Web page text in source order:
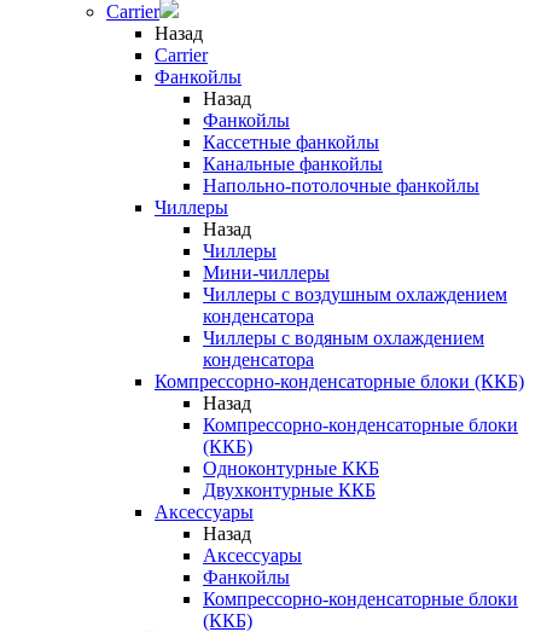
Carrier
Назад
Carrier
Фанкойлы
Назад
Фанкойлы
Кассетные фанкойлы
Канальные фанкойлы
Напольно-потолочные фанкойлы
Чиллеры
Назад
Чиллеры
Мини-чиллеры
Чиллеры с воздушным охлаждением
конденсатора
Чиллеры с водяным охлаждением
конденсатора
Компрессорно-конденсаторные блоки (ККБ)
Назад
Компрессорно-конденсаторные блоки
(ККБ)
Одноконтурные ККБ
Двухконтурные ККБ
Аксессуары
Назад
Аксессуары
Фанкойлы
Компрессорно-конденсаторные блоки
(ККБ)